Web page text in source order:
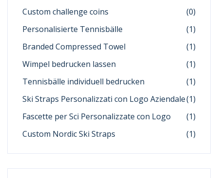
Custom challenge coins
(0)
Personalisierte Tennisbälle
(1)
Branded Compressed Towel
(1)
Wimpel bedrucken lassen
(1)
Tennisbälle individuell bedrucken
(1)
Ski Straps Personalizzati con Logo Aziendale(1)
Fascette per Sci Personalizzate con Logo
(1)
Custom Nordic Ski Straps
(1)